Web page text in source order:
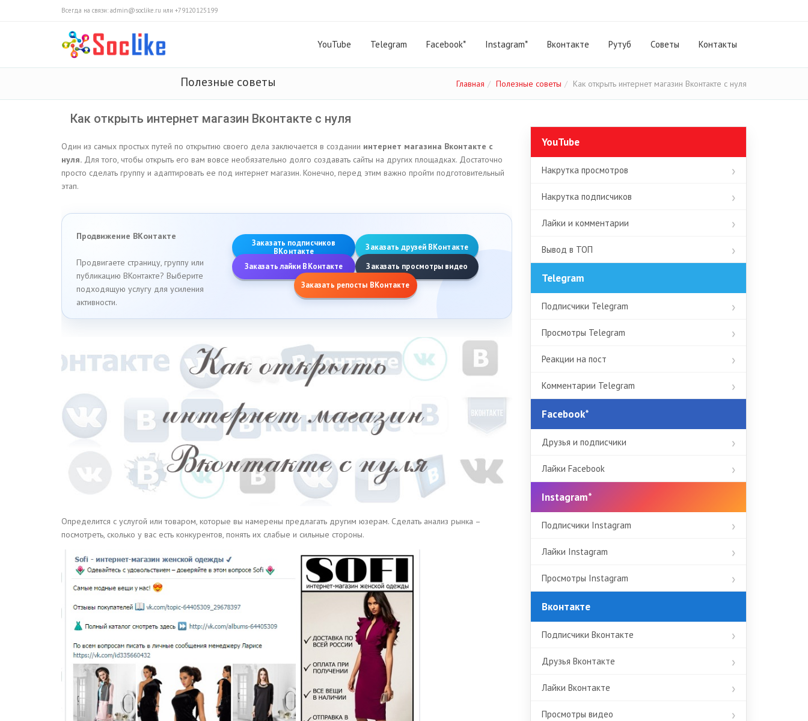
Всегда на связи: admin@soclike.ru или +79120125199
YouTube Telegram Facebook* Instagram* Вконтакте Рутуб Cоветы Контакты
Полезные советы Главная Полезные советы Как открыть интернет магазин Вконтакте с нуля
Как открыть интернет магазин Вконтакте с нуля
Один из самых простых путей по открытию своего дела заключается в создании интернет магазина Вконтакте с
нуля. Для того, чтобы открыть его вам вовсе необязательно долго создавать сайты на других площадках. Достаточно
просто сделать группу и адаптировать ее под интернет магазин. Конечно, перед этим важно пройти подготовительный
этап.
Продвижение ВКонтакте
Продвигаете страницу, группу или
публикацию ВКонтакте? Выберите
подходящую услугу для усиления
активности.
Заказать подписчиков
ВКонтакте
Заказать друзей ВКонтакте
Заказать лайки ВКонтакте
Заказать просмотры видео
Заказать репосты ВКонтакте
Определится с услугой или товаром, которые вы намерены предлагать другим юзерам. Сделать анализ рынка –
посмотреть, сколько у вас есть конкурентов, понять их слабые и сильные стороны.
YouTube
Накрутка просмотров
Накрутка подписчиков
Лайки и комментарии
Вывод в ТОП
Telegram
Подписчики Telegram
Просмотры Telegram
Реакции на пост
Комментарии Telegram
Facebook*
Друзья и подписчики
Лайки Facebook
Instagram*
Подписчики Instagram
Лайки Instagram
Просмотры Instagram
Вконтакте
Подписчики Вконтакте
Друзья Вконтакте
Лайки Вконтакте
Просмотры видео